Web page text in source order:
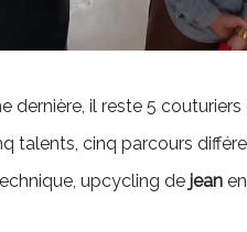
dernière, il reste 5 couturiers
talents, cinq parcours
upcycling de jeanen